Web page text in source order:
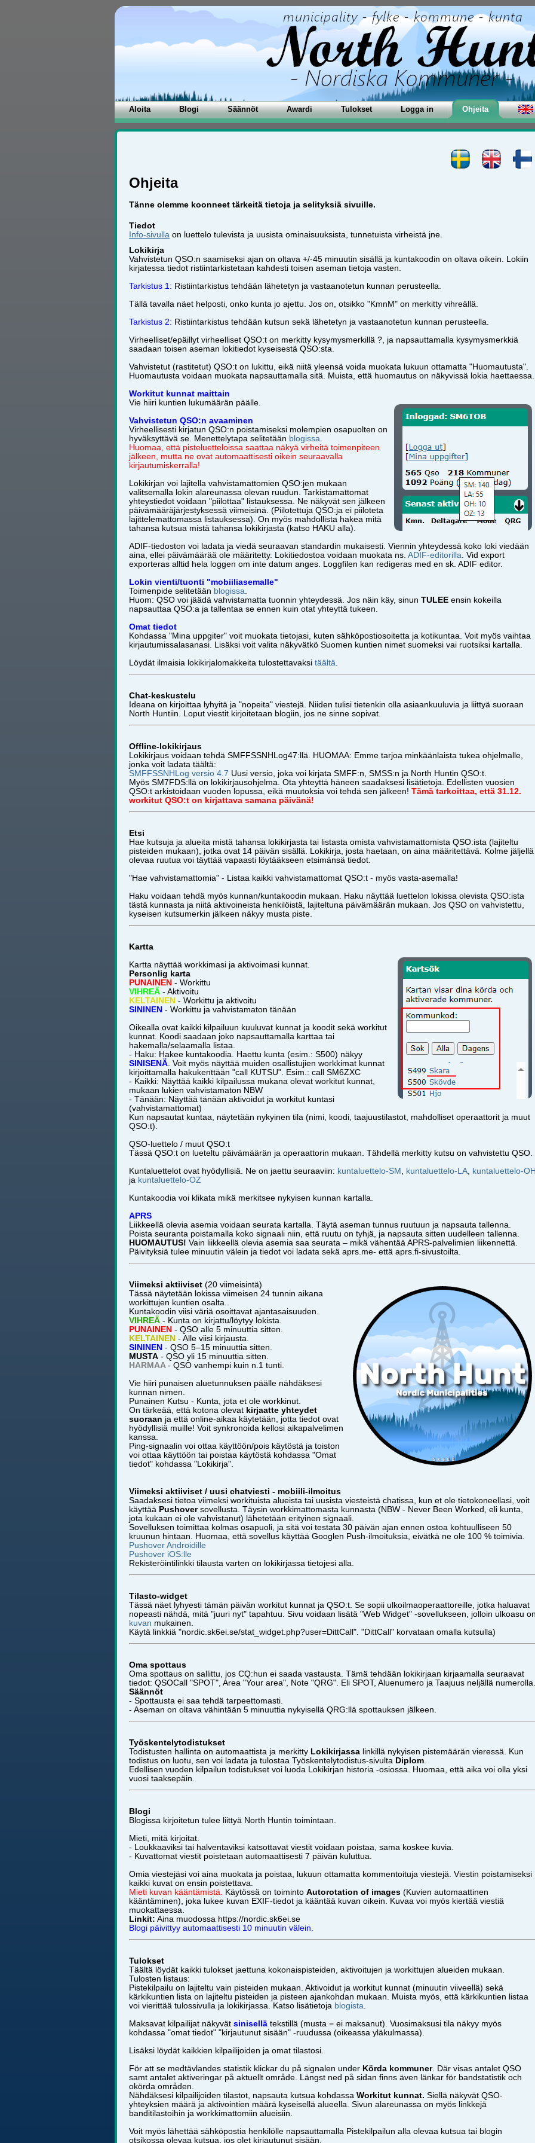
Aloita Blogi Säännöt Awardi Tulokset Logga in Ohjeita
Ohjeita
Tänne olemme koonneet tärkeitä tietoja ja selityksiä sivuille.
Tiedot
Info-sivulla on luettelo tulevista ja uusista ominaisuuksista, tunnetuista virheistä jne.
Lokikirja
Vahvistetun QSO:n saamiseksi ajan on oltava +/-45 minuutin sisällä ja kuntakoodin on oltava oikein. Lokiin
kirjatessa tiedot ristiintarkistetaan kahdesti toisen aseman tietoja vasten.
Tarkistus 1: Ristiintarkistus tehdään lähetetyn ja vastaanotetun kunnan perusteella.
Tällä tavalla näet helposti, onko kunta jo ajettu. Jos on, otsikko "KmnM" on merkitty vihreällä.
Tarkistus 2: Ristiintarkistus tehdään kutsun sekä lähetetyn ja vastaanotetun kunnan perusteella.
Virheelliset/epäillyt virheelliset QSO:t on merkitty kysymysmerkillä ?, ja napsauttamalla kysymysmerkkiä
saadaan toisen aseman lokitiedot kyseisestä QSO:sta.
Vahvistetut (rastitetut) QSO:t on lukittu, eikä niitä yleensä voida muokata lukuun ottamatta "Huomautusta".
Huomautusta voidaan muokata napsauttamalla sitä. Muista, että huomautus on näkyvissä lokia haettaessa.
Workitut kunnat maittain
Vie hiiri kuntien lukumäärän päälle.
Vahvistetun QSO:n avaaminen
Virheellisesti kirjatun QSO:n poistamiseksi molempien osapuolten on
hyväksyttävä se. Menettelytapa selitetään blogissa.
Huomaa, että pisteluetteloissa saattaa näkyä virheitä toimenpiteen
jälkeen, mutta ne ovat automaattisesti oikein seuraavalla
kirjautumiskerralla!
Lokikirjan voi lajitella vahvistamattomien QSO:jen mukaan
valitsemalla lokin alareunassa olevan ruudun. Tarkistamattomat
yhteystiedot voidaan "piilottaa" listauksessa. Ne näkyvät sen jälkeen
päivämääräjärjestyksessä viimeisinä. (Piilotettuja QSO:ja ei piiloteta
lajittelemattomassa listauksessa). On myös mahdollista hakea mitä
tahansa kutsua mistä tahansa lokikirjasta (katso HAKU alla).
ADIF-tiedoston voi ladata ja viedä seuraavan standardin mukaisesti. Viennin yhteydessä koko loki viedään
aina, ellei päivämäärää ole määritetty. Lokitiedostoa voidaan muokata ns. ADIF-editorilla. Vid export
exporteras alltid hela loggen om inte datum anges. Loggfilen kan redigeras med en sk. ADIF editor.
Lokin vienti/tuonti "mobiiliasemalle"
Toimenpide selitetään blogissa.
Huom: QSO voi jäädä vahvistamatta tuonnin yhteydessä. Jos näin käy, sinun TULEE ensin kokeilla
napsauttaa QSO:a ja tallentaa se ennen kuin otat yhteyttä tukeen.
Omat tiedot
Kohdassa "Mina uppgiter" voit muokata tietojasi, kuten sähköpostiosoitetta ja kotikuntaa. Voit myös vaihtaa
kirjautumissalasanasi. Lisäksi voit valita näkyvätkö Suomen kuntien nimet suomeksi vai ruotsiksi kartalla.
Löydät ilmaisia ​​lokikirjalomakkeita tulostettavaksi täältä.
Chat-keskustelu
Ideana on kirjoittaa lyhyitä ja "nopeita" viestejä. Niiden tulisi tietenkin olla asiaankuuluvia ja liittyä suoraan
North Huntiin. Loput viestit kirjoitetaan blogiin, jos ne sinne sopivat.
Offline-lokikirjaus
Lokikirjaus voidaan tehdä SMFFSSNHLog47:llä. HUOMAA: Emme tarjoa minkäänlaista tukea ohjelmalle,
jonka voit ladata täältä:
SMFFSSNHLog versio 4.7 Uusi versio, joka voi kirjata SMFF:n, SMSS:n ja North Huntin QSO:t.
Myös SM7FDS:llä on lokikirjausohjelma. Ota yhteyttä häneen saadaksesi lisätietoja. Edellisten vuosien
QSO:t arkistoidaan vuoden lopussa, eikä muutoksia voi tehdä sen jälkeen! Tämä tarkoittaa, että 31.12.
workitut QSO:t on kirjattava samana päivänä!
Etsi
Hae kutsuja ja alueita mistä tahansa lokikirjasta tai listasta omista vahvistamattomista QSO:ista (lajiteltu
pisteiden mukaan), jotka ovat 14 päivän sisällä. Lokikirja, josta haetaan, on aina määritettävä. Kolme jäljellä
olevaa ruutua voi täyttää vapaasti löytääkseen etsimänsä tiedot.
"Hae vahvistamattomia" - Listaa kaikki vahvistamattomat QSO:t - myös vasta-asemalla!
Haku voidaan tehdä myös kunnan/kuntakoodin mukaan. Haku näyttää luettelon lokissa olevista QSO:ista
tästä kunnasta ja niitä aktivoineista henkilöistä, lajiteltuna päivämäärän mukaan. Jos QSO on vahvistettu,
kyseisen kutsumerkin jälkeen näkyy musta piste.
Kartta
Kartta näyttää workkimasi ja aktivoimasi kunnat.
Personlig karta
PUNAINEN - Workittu
VIHREÄ - Aktivoitu
KELTAINEN - Workittu ja aktivoitu
SININEN - Workittu ja vahvistamaton tänään
Oikealla ovat kaikki kilpailuun kuuluvat kunnat ja koodit sekä workitut
kunnat. Koodi saadaan joko napsauttamalla karttaa tai
hakemalla/selaamalla listaa.
- Haku: Hakee kuntakoodia. Haettu kunta (esim.: S500) näkyy
SINISENÄ. Voit myös näyttää muiden osallistujien workkimat kunnat
kirjoittamalla hakukenttään "call KUTSU". Esim.: call SM6ZXC
- Kaikki: Näyttää kaikki kilpailussa mukana olevat workitut kunnat,
mukaan lukien vahvistamaton NBW
- Tänään: Näyttää tänään aktivoidut ja workitut kuntasi
(vahvistamattomat)
Kun napsautat kuntaa, näytetään nykyinen tila (nimi, koodi, taajuustilastot, mahdolliset operaattorit ja muut
QSO:t).
QSO-luettelo / muut QSO:t
Tässä QSO:t on lueteltu päivämäärän ja operaattorin mukaan. Tähdellä merkitty kutsu on vahvistettu QSO.
Kuntaluettelot ovat hyödyllisiä. Ne on jaettu seuraaviin: kuntaluettelo-SM , kuntaluettelo-LA, kuntaluettelo-
ja kuntaluettelo-OZ
Kuntakoodia voi klikata mikä merkitsee nykyisen kunnan kartalla.
APRS
Liikkeellä olevia asemia voidaan seurata kartalla. Täytä aseman tunnus ruutuun ja napsauta tallenna.
Poista seuranta poistamalla koko signaali niin, että ruutu on tyhjä, ja napsauta sitten uudelleen tallenna.
HUOMAUTUS! Vain liikkeellä olevia asemia saa seurata – mikä vähentää APRS-palvelimien liikennettä.
Päivityksiä tulee minuutin välein ja tiedot voi ladata sekä aprs.me- että aprs.fi-sivustoilta.
Viimeksi aktiiviset (20 viimeisintä)
Tässä näytetään lokissa viimeisen 24 tunnin aikana
workittujen kuntien osalta..
Kuntakoodin viisi väriä osoittavat ajantasaisuuden.
VIHREÄ - Kunta on kirjattu/löytyy lokista.
PUNAINEN - QSO alle 5 minuuttia sitten.
KELTAINEN - Alle viisi kirjausta.
SININEN - QSO 5–15 minuuttia sitten.
MUSTA - QSO yli 15 minuuttia sitten.
HARMAA - QSO vanhempi kuin n.1 tunti.
Vie hiiri punaisen aluetunnuksen päälle nähdäksesi
kunnan nimen.
Punainen Kutsu - Kunta, jota et ole workkinut.
On tärkeää, että kotona olevat kirjaatte yhteydet
suoraan ja että online-aikaa käytetään, jotta tiedot ovat
hyödyllisiä muille! Voit synkronoida kellosi aikapalvelimen
kanssa.
Ping-signaalin voi ottaa käyttöön/pois käytöstä ja toiston
voi ottaa käyttöön tai poistaa käytöstä kohdassa "Omat
tiedot" kohdassa "Lokikirja".
Viimeksi aktiiviset / uusi chatviesti - mobiili-ilmoitus
Saadaksesi tietoa viimeksi workituista alueista tai uusista viesteistä chatissa, kun et ole tietokoneellasi, voit
käyttää Pushoversovellusta. Täysin workkimattomasta kunnasta (NBW - Never Been Worked, eli kunta,
jota kukaan ei ole vahvistanut) lähetetään erityinen signaali.
Sovelluksen toimittaa kolmas osapuoli, ja sitä voi testata 30 päivän ajan ennen ostoa kohtuulliseen 50
kruunun hintaan. Huomaa, että sovellus käyttää Googlen Push-ilmoituksia, eivätkä ne ole 100 % toimivia.
Pushover Androidille
Pushover iOS:lle
Rekisteröintilinkki tilausta varten on lokikirjassa tietojesi alla.
Tilasto-widget
Tässä näet lyhyesti tämän päivän workitut kunnat ja QSO:t. Se sopii ulkoilmaoperaattoreille, jotka haluavat
nopeasti nähdä, mitä "juuri nyt" tapahtuu. Sivu voidaan lisätä "Web Widget" -sovellukseen, jolloin ulkoasu
kuvan mukainen.
Käytä linkkiä "nordic.sk6ei.se/stat_widget.php?user=DittCall". "DittCall" korvataan omalla kutsulla)
Oma spottaus
Oma spottaus on sallittu, jos CQ:hun ei saada vastausta. Tämä tehdään lokikirjaan kirjaamalla seuraavat
tiedot: QSOCall "SPOT", Area "Your area", Note "QRG". Eli SPOT, Aluenumero ja Taajuus neljällä numerolla.
Säännöt
- Spottausta ei saa tehdä tarpeettomasti.
- Aseman on oltava vähintään 5 minuuttia nykyisellä QRG:llä spottauksen jälkeen.
Työskentelytodistukset
Todistusten hallinta on automaattista ja merkitty Lokikirjassa linkillä nykyisen pistemäärän vieressä. Kun
todistus on luotu, sen voi ladata ja tulostaa Työskentelytodistus-sivulta Diplom.
Edellisen vuoden kilpailun todistukset voi luoda Lokikirjan historia -osiossa. Huomaa, että aika voi olla yksi
vuosi taaksepäin.
Blogi
Blogissa kirjoitetun tulee liittyä North Huntin toimintaan.
Mieti, mitä kirjoitat.
- Loukkaaviksi tai halventaviksi katsottavat viestit voidaan poistaa, sama koskee kuvia.
- Kuvattomat viestit poistetaan automaattisesti 7 päivän kuluttua.
Omia viestejäsi voi aina muokata ja poistaa, lukuun ottamatta kommentoituja viestejä. Viestin poistamiseksi
kaikki kuvat on ensin poistettava.
Mieti kuvan kääntämistä. Käytössä on toiminto Autorotation of images (Kuvien automaattinen
kääntäminen), joka lukee kuvan EXIF-tiedot ja kääntää kuvan oikein. Kuvaa voi myös kiertää viestiä
muokattaessa.
Linkit: Aina muodossa https://nordic.sk6ei.se
Blogi päivittyy automaattisesti 10 minuutin välein.
Tulokset
Täältä löydät kaikki tulokset jaettuna kokonaispisteiden, aktivoitujen ja workittujen alueiden mukaan.
Tulosten listaus:
Pistekilpailu on lajiteltu vain pisteiden mukaan. Aktivoidut ja workitut kunnat (minuutin viiveellä) sekä
kärkikuntien lista on lajiteltu pisteiden ja pisteen ajankohdan mukaan. Muista myös, että kärkikuntien listaa
voi vierittää tulossivulla ja lokikirjassa. Katso lisätietoja blogista.
Maksavat kilpailijat näkyvät sinisellä tekstillä (musta = ei maksanut). Vuosimaksusi tila näkyy myös
kohdassa "omat tiedot" "kirjautunut sisään" -ruudussa (oikeassa yläkulmassa).
Lisäksi löydät kaikkien kilpailijoiden ja omat tilastosi.
För att se medtävlandes statistik klickar du på signalen under Körda kommuner. Där visas antalet QSO
samt antalet aktiveringar på aktuellt område. Längst ned på sidan finns även länkar för bandstatistik och
okörda områden.
Nähdäksesi kilpailijoiden tilastot, napsauta kutsua kohdassa Workitut kunnat. Siellä näkyvät QSO-
yhteyksien määrä ja aktivointien määrä kyseisellä alueella. Sivun alareunassa on myös linkkejä
banditilastoihin ja workkimattomiin alueisiin.
Voit myös lähettää sähköpostia henkilölle napsauttamalla Pistekilpailun alla olevaa kutsua tai blogin
otsikossa olevaa kutsua, jos olet kirjautunut sisään.